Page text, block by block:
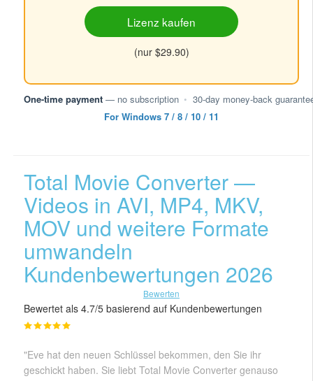
Lizenz kaufen
(nur $29.90)
One-time payment — no subscription • 30-day money-back
For Windows 7 / 8 / 10 / 11
Total Movie Converter —
Videos in AVI, MP4, MKV,
MOV und weitere Formate
umwandeln
Kundenbewertungen 2026
Bewerten
Bewertet als 4.7/5 basierend auf Kundenbewertungen
"Eve hat den neuen Schlüssel bekommen, den Sie ihr
geschickt haben. Sie liebt Total Movie Converter genauso